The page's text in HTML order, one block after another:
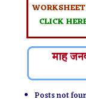
WORKSHEET
CLICK
माह
Posts not